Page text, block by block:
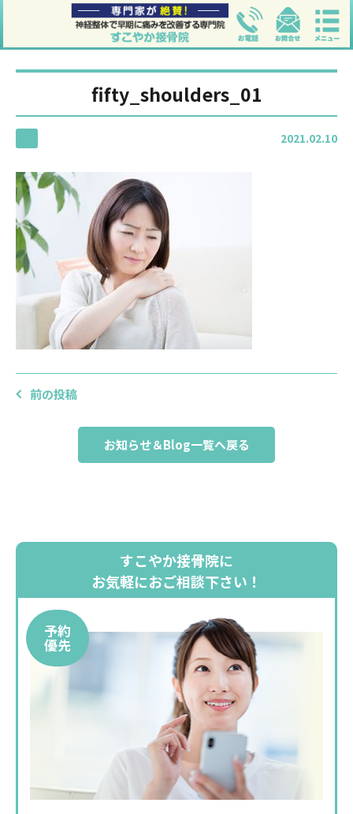
fifty_shoulders_01
2021.02.10
前の投稿
お知らせ＆Blog一覧へ戻る
すこやか接骨院に
お気軽におご相談下さい！
予約
優先